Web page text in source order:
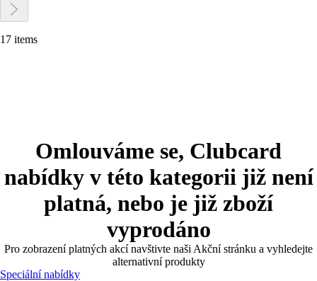
17 items
Omlouváme se, Clubcard
nabídky v této kategorii již není
platná, nebo je již zboží
vyprodáno
Pro zobrazení platných akcí navštivte naši Akční stránku a vyhledejte
alternativní produkty
Speciální nabídky